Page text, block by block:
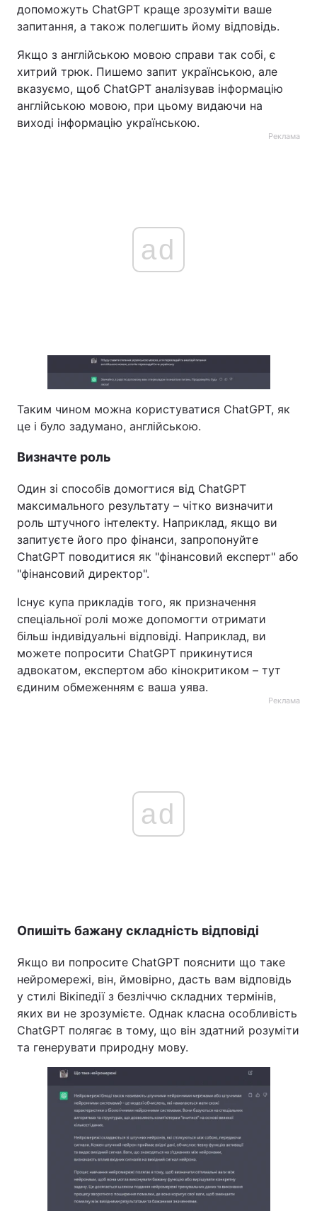
допоможуть ChatGPT краще зрозуміти ваше
запитання, а також полегшить йому відповідь.
Якщо з англійською мовою справи так собі, є
хитрий трюк. Пишемо запит українською, але
вказуємо, щоб ChatGPT аналізував інформацію
англійською мовою, при цьому видаючи на
виході інформацію українською.
Реклама
ad
Таким чином можна користуватися ChatGPT, як
це і було задумано, англійською.
Визначте роль
Один зі способів домогтися від ChatGPT
максимального результату – чітко визначити
роль штучного інтелекту. Наприклад, якщо ви
запитуєте його про фінанси, запропонуйте
ChatGPT поводитися як "фінансовий експерт" або
"фінансовий директор".
Існує купа прикладів того, як призначення
спеціальної ролі може допомогти отримати
більш індивідуальні відповіді. Наприклад, ви
можете попросити ChatGPT прикинутися
адвокатом, експертом або кінокритиком – тут
єдиним обмеженням є ваша уява.
Реклама
ad
Опишіть бажану складність відповіді
Якщо ви попросите ChatGPT пояснити що таке
нейромережі, він, ймовірно, дасть вам відповідь
у стилі Вікіпедії з безліччю складних термінів,
яких ви не зрозумієте. Однак класна особливість
ChatGPT полягає в тому, що він здатний розуміти
та генерувати природну мову.